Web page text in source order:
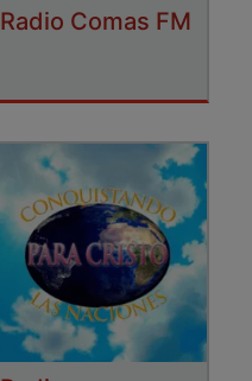
Radio Comas FM